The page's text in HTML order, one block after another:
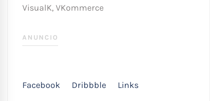
VisualK, VKommerce
ANUNCIO
Facebook Dribbble Links